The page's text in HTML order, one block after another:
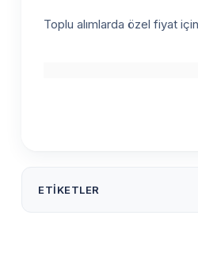
Toplu alımlarda özel fiyat
ETIKETLER